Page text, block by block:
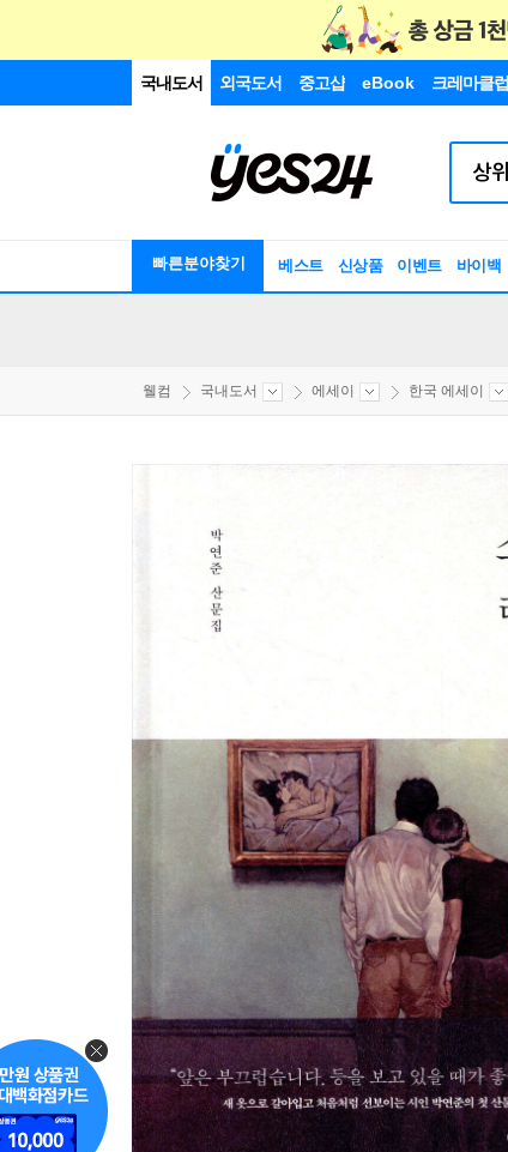
국내도서 외국도서 중고샵 eBook 크레마클럽
빠른분야찾기 베스트 신상품 이벤트 바이백
웰컴 국내도서 에세이 한국 에세이